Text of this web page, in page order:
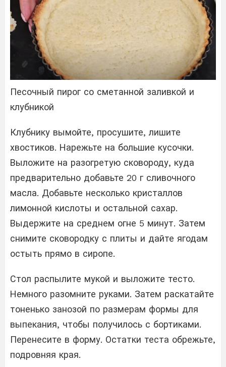
Песочный пирог со сметанной заливкой и
клубникой
Клубнику вымойте, просушите, лишите
хвостиков. Нарежьте на большие кусочки.
Выложите на разогретую сковороду, куда
предварительно добавьте 20 г сливочного
масла. Добавьте несколько кристаллов
лимонной кислоты и остальной сахар.
Выдержите на среднем огне 5 минут. Затем
снимите сковородку с плиты и дайте ягодам
остыть прямо в сиропе.
Стол распылите мукой и выложите тесто.
Немного разомните руками. Затем раскатайте
тоненько занозой по размерам формы для
выпекания, чтобы получилось с бортиками.
Перенесите в форму. Остатки теста обрежьте,
подровняя края.